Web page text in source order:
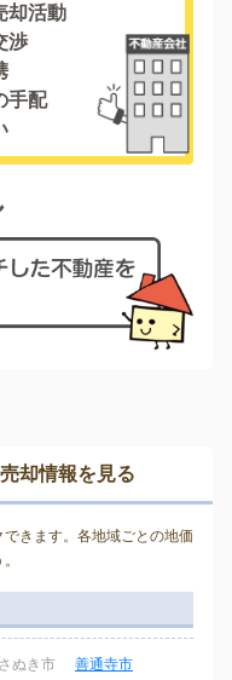
却活動
渉
手配
却情報を見る
きます。各地域ごとの地価
さぬき市
善通寺市